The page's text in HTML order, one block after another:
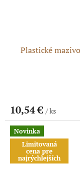
Plastické
10,54 € / ks
Novinka
Limitovaná
cena pre
najrýchlejších